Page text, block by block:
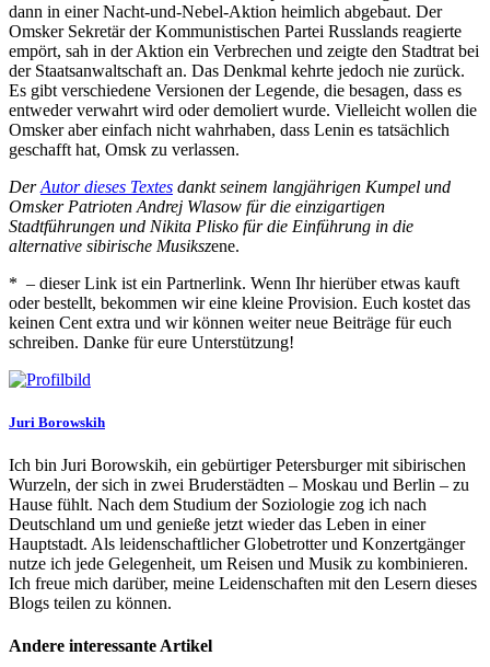
dann in einer Nacht-und-Nebel-Aktion heimlich abgebaut. Der
Omsker Sekretär der Kommunistischen Partei Russlands reagierte
empört, sah in der Aktion ein Verbrechen und zeigte den Stadtrat bei
der Staatsanwaltschaft an. Das Denkmal kehrte jedoch nie zurück.
Es gibt verschiedene Versionen der Legende, die besagen, dass es
entweder verwahrt wird oder demoliert wurde. Vielleicht wollen die
Omsker aber einfach nicht wahrhaben, dass Lenin es tatsächlich
geschafft hat, Omsk zu verlassen.
DerAutor dieses Textes dankt seinem langjährigen Kumpel und
Omsker Patrioten Andrej Wlasow für die einzigartigen
Stadtführungen und Nikita Plisko für die Einführung in die
alternative sibirische Musikszene.
* – dieser Link ist ein Partnerlink. Wenn Ihr hierüber etwas kauft
oder bestellt, bekommen wir eine kleine Provision. Euch kostet das
keinen Cent extra und wir können weiter neue Beiträge für euch
schreiben. Danke für eure Unterstützung!
Juri Borowskih
Ich bin Juri Borowskih, ein gebürtiger Petersburger mit sibirischen
Wurzeln, der sich in zwei Bruderstädten – Moskau und Berlin – zu
Hause fühlt. Nach dem Studium der Soziologie zog ich nach
Deutschland um und genieße jetzt wieder das Leben in einer
Hauptstadt. Als leidenschaftlicher Globetrotter und Konzertgänger
nutze ich jede Gelegenheit, um Reisen und Musik zu kombinieren.
Ich freue mich darüber, meine Leidenschaften mit den Lesern dieses
Blogs teilen zu können.
Andere interessante Artikel